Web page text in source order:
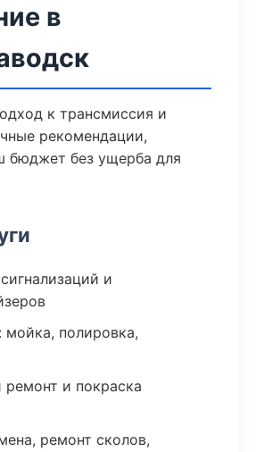
в
к трансмиссия и
рекомендации,
бюджет без ущерба для
и
мойка, полировка,
и покраска
ремонт сколов,